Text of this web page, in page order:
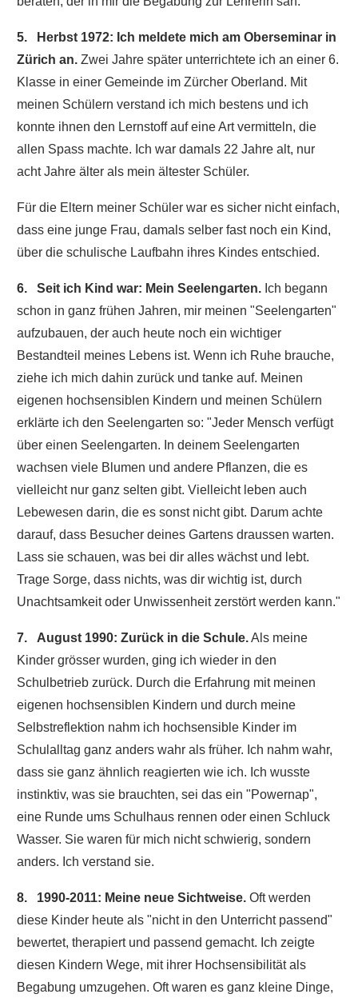
5. Herbst 1972: Ich meldete mich am Oberseminar in
Zürich an. Zwei Jahre später unterrichtete ich an einer 6.
Klasse in einer Gemeinde im Zürcher Oberland. Mit
meinen Schülern verstand ich mich bestens und ich
konnte ihnen den Lernstoff auf eine Art vermitteln, die
allen Spass machte. Ich war damals 22 Jahre alt, nur
acht Jahre älter als mein ältester Schüler.
Für die Eltern meiner Schüler war es sicher nicht einfach,
dass eine junge Frau, damals selber fast noch ein Kind,
über die schulische Laufbahn ihres Kindes entschied.
6. Seit ich Kind war: Mein Seelengarten. Ich begann
schon in ganz frühen Jahren, mir meinen "Seelengarten"
aufzubauen, der auch heute noch ein wichtiger
Bestandteil meines Lebens ist. Wenn ich Ruhe brauche,
ziehe ich mich dahin zurück und tanke auf. Meinen
eigenen hochsensiblen Kindern und meinen Schülern
erklärte ich den Seelengarten so: "Jeder Mensch verfügt
über einen Seelengarten. In deinem Seelengarten
wachsen viele Blumen und andere Pflanzen, die es
vielleicht nur ganz selten gibt. Vielleicht leben auch
Lebewesen darin, die es sonst nicht gibt. Darum achte
darauf, dass Besucher deines Gartens draussen warten.
Lass sie schauen, was bei dir alles wächst und lebt.
Trage Sorge, dass nichts, was dir wichtig ist, durch
Unachtsamkeit oder Unwissenheit zerstört werden kann."
7. August 1990: Zurück in die Schule.Als meine
Kinder grösser wurden, ging ich wieder in den
Schulbetrieb zurück. Durch die Erfahrung mit meinen
eigenen hochsensiblen Kindern und durch meine
Selbstreflektion nahm ich hochsensible Kinder im
Schulalltag ganz anders wahr als früher. Ich nahm wahr,
dass sie ganz ähnlich reagierten wie ich. Ich wusste
instinktiv, was sie brauchten, sei das ein "Powernap",
eine Runde ums Schulhaus rennen oder einen Schluck
Wasser. Sie waren für mich nicht schwierig, sondern
anders. Ich verstand sie.
8. 1990-2011: Meine neue Sichtweise. Oft werden
diese Kinder heute als "nicht in den Unterricht passend"
bewertet, therapiert und passend gemacht. Ich zeigte
diesen Kindern Wege, mit ihrer Hochsensibilität als
Begabung umzugehen. Oft waren es ganz kleine Dinge,